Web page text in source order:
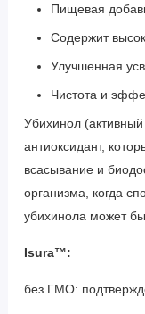
Пищевая
Содержит
Улучшенная
Чистота и
Убихинол
антиоксидант,
всасывание и
организма, когда
убихинола может
Isura™:
без ГМО: